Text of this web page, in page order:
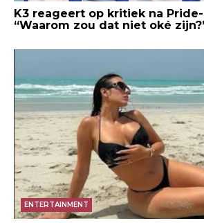
K3 reageert op kritiek na
“Waarom zou dat niet oké
ENTERTAINMENT